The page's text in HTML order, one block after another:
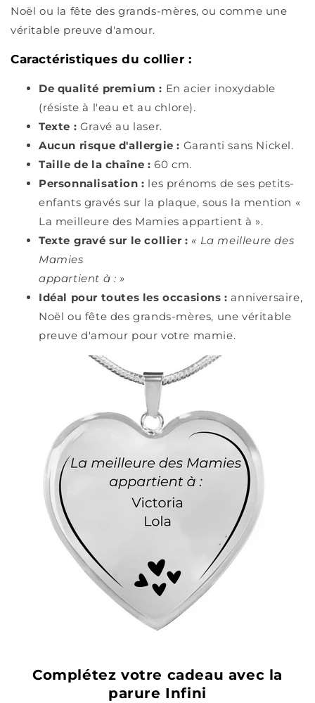
Noël ou la fête des grands-mères, ou comme une
véritable preuve d'amour.
Caractéristiques du collier :
De qualité premium : En acier inoxydable
(résiste à l'eau et au chlore).
Texte : Gravé au laser.
Aucun risque d'allergie : Garanti sans Nickel.
Taille de la chaîne : 60 cm.
Personnalisation : les prénoms de ses petits-
enfants gravés sur la plaque, sous la mention «
La meilleure des Mamies appartient à ».
Texte gravé sur le collier : « La meilleure des
Mamies
appartient à : »
Idéal pour toutes les occasions : anniversaire,
Noël ou fête des grands-mères, une véritable
preuve d'amour pour votre mamie.
Complétez votre cadeau avec la
parure Infini